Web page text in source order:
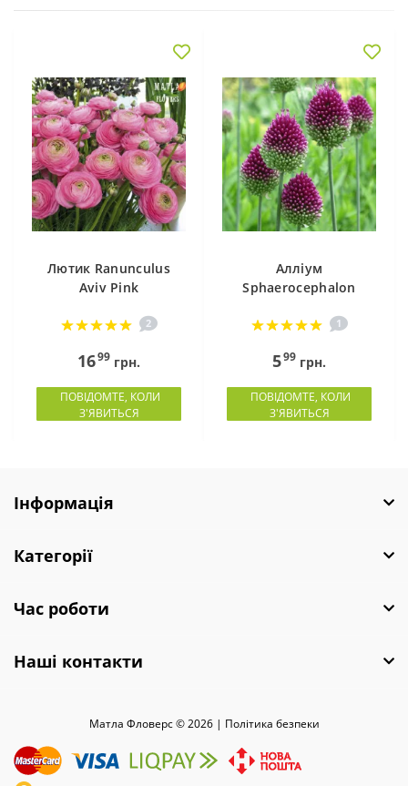
Лютик Ranunculus
Aviv Pink
2
1699 грн.
ПОВІДОМТЕ, КОЛИ
З'ЯВИТЬСЯ
Алліум
Sphaerocephalon
1
599 грн.
ПОВІДОМТЕ, КОЛИ
З'ЯВИТЬСЯ
Інформація
Категорії
Час роботи
Наші контакти
Матла Фловерс © 2026 | Полiтика безпеки